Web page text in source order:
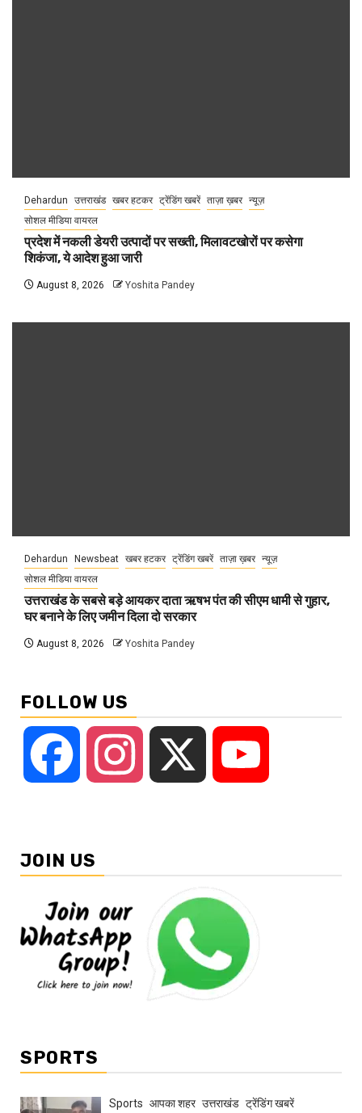
Dehardun उत्तराखंड खबर हटकर ट्रेंडिंग खबरें ताज़ा ख़बर न्यूज़
सोशल मीडिया वायरल
प्रदेश में नकली डेयरी उत्पादों पर सख्ती, मिलावटखोरों पर कसेगा
शिकंजा, ये आदेश हुआ जारी
August 8, 2026 Yoshita Pandey
Dehardun Newsbeat खबर हटकर ट्रेंडिंग खबरें ताज़ा ख़बर न्यूज़
सोशल मीडिया वायरल
उत्तराखंड के सबसे बड़े आयकर दाता ऋषभ पंत की सीएम धामी से गुहार,
घर बनाने के लिए जमीन दिला दो सरकार
August 8, 2026 Yoshita Pandey
FOLLOW US
Facebook Instagram
JOIN US
SPORTS
Sports आपका शहर उत्तराखंड ट्रेंडिंग खबरें